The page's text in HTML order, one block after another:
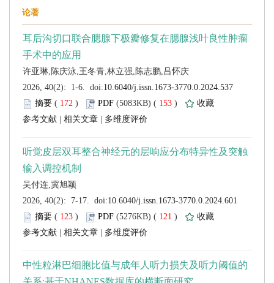
( ) 153 )
( ) 121 )